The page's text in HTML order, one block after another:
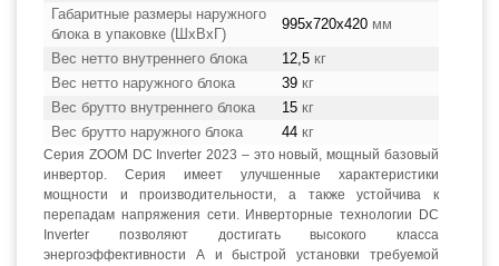
Габаритные размеры наружного
блока в упаковке (ШхВхГ)
995x720x420 мм
Вес нетто внутреннего блока 12,5 кг
Вес нетто наружного блока
39 кг
Вес брутто внутреннего блока
15 кг
Вес брутто наружного блока
44 кг
Серия ZOOM DC Inverter 2023 – это новый, мощный базовый
инвертор. Серия имеет улучшенные характеристики
мощности и производительности, а также устойчива к
перепадам напряжения сети. Инверторные технологии DC
Inverter позволяют достигать высокого класса
энергоэффективности А и быстрой установки требуемой